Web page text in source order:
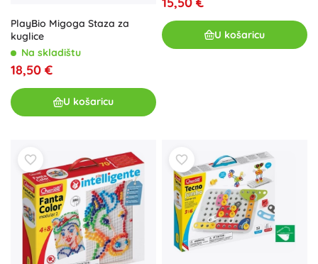
PlayBio Migoga Staza za
kuglice
Na skladištu
18,50 €
U košaricu
U košaricu